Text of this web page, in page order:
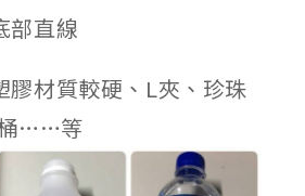
部直線
膠材質較硬、L夾、珍珠
桶……等